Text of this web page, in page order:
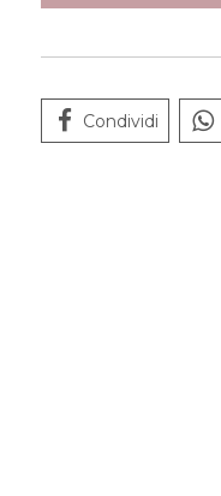
Condividi